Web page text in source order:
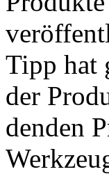
Tipp hat
der
denden